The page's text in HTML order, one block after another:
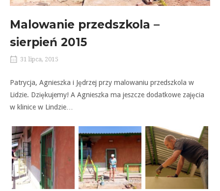
Malowanie przedszkola –
sierpień 2015
31 lipca, 2015
Patrycja, Agnieszka i Jędrzej przy malowaniu przedszkola w
Lidzie. Dziękujemy! A Agnieszka ma jeszcze dodatkowe zajęcia
w klinice w Lindzie…